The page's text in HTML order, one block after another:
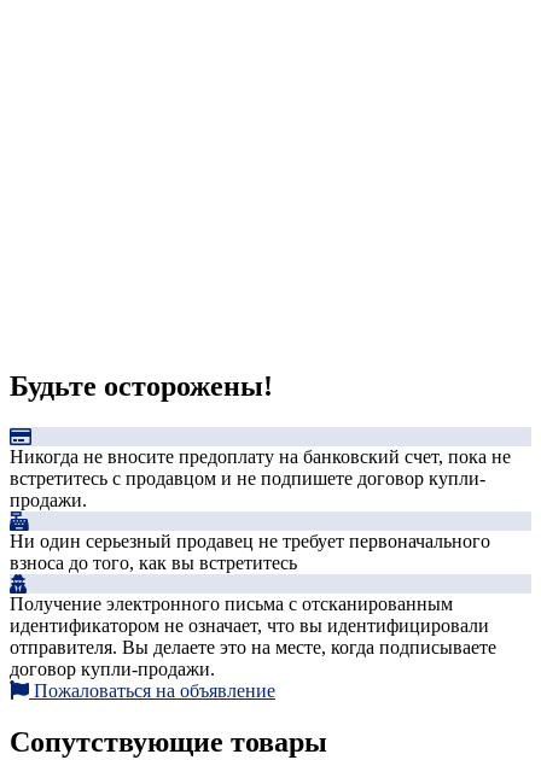
Будьте осторожены!
Никогда не вносите предоплату на банковский счет, пока не
встретитесь с продавцом и не подпишете договор купли-
продажи.
Ни один серьезный продавец не требует первоначального
взноса до того, как вы встретитесь
Получение электронного письма с отсканированным
идентификатором не означает, что вы идентифицировали
отправителя. Вы делаете это на месте, когда подписываете
договор купли-продажи.
Пожаловаться на объявление
Сопутствующие товары